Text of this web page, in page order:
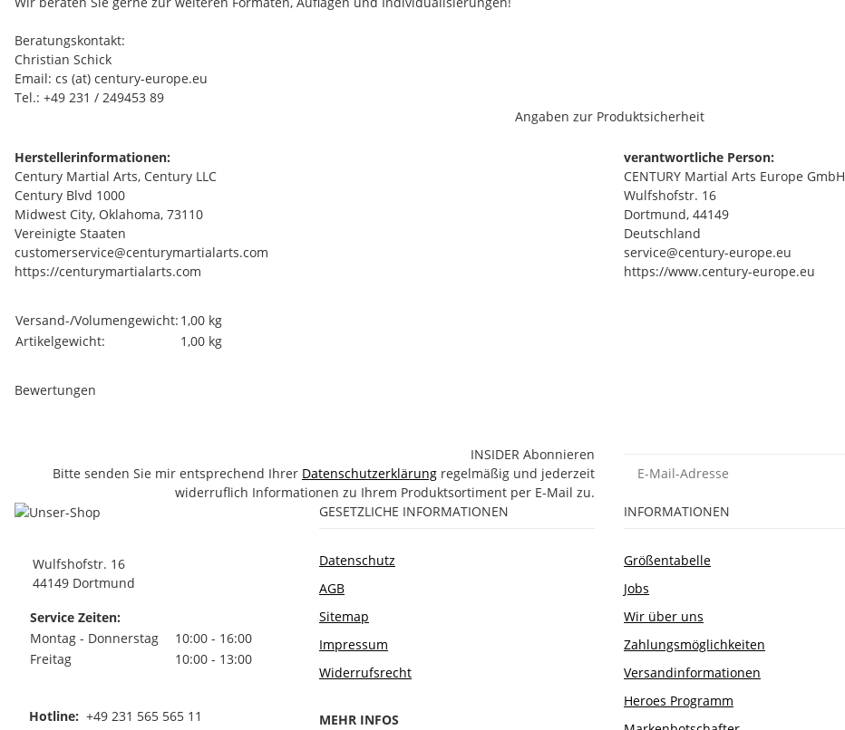
Beratungskontakt:
Christian Schick
Email: cs (at) century-europe.eu
Tel.: +49 231 / 249453 89
Angaben zur Produktsicherheit
Herstellerinformationen:
Century Martial Arts, Century LLC
Century Blvd 1000
Midwest City, Oklahoma, 73110
Vereinigte Staaten
customerservice@centurymartialarts.com
https://centurymartialarts.com
verantwortliche Person:
CENTURY Martial Arts Europe GmbH
Wulfshofstr. 16
Dortmund, 44149
Deutschland
service@century-europe.eu
https://www.century-europe.eu
Produkteigenschaft
Wert
Versand-/Volumengewicht: 1,00 kg
Artikelgewicht:
1,00 kg
Bewertungen
INSIDER Abonnieren
Bitte senden Sie mir entsprechend Ihrer Datenschutzerklärung regelmäßig und jederzeit
widerruflich Informationen zu Ihrem Produktsortiment per E-Mail zu.
Wulfshofstr. 16
44149 Dortmund
Service Zeiten:
Montag - Donnerstag
10:00 - 16:00
Freitag
10:00 - 13:00
Hotline: +49 231 565 565 11
GESETZLICHE INFORMATIONEN
Datenschutz
AGB
Sitemap
Impressum
Widerrufsrecht
MEHR INFOS
INFORMATIONEN
Größentabelle
Jobs
Wir über uns
Zahlungsmöglichkeiten
Versandinformationen
Heroes Programm